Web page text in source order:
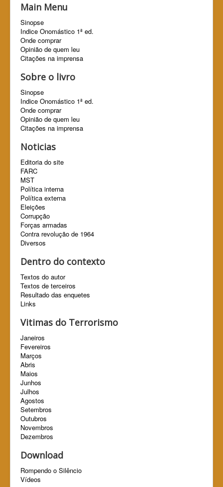
Main Menu
Sinopse
Indice Onomástico 1ª ed.
Onde comprar
Opinião de quem leu
Citações na imprensa
Sobre o livro
Sinopse
Indice Onomástico 1ª ed.
Onde comprar
Opinião de quem leu
Citações na imprensa
Noticias
Editoria do site
FARC
MST
Política interna
Política externa
Eleições
Corrupção
Forças armadas
Contra revolução de 1964
Diversos
Dentro do contexto
Textos do autor
Textos de terceiros
Resultado das enquetes
Links
Vitimas do Terrorismo
Janeiros
Fevereiros
Marços
Abris
Maios
Junhos
Julhos
Agostos
Setembros
Outubros
Novembros
Dezembros
Download
Rompendo o Silêncio
Vídeos